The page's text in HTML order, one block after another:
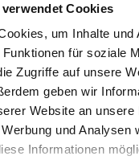
Cookies
um Inhalte und
für soziale
Zugriffe auf unsere
geben wir
Website an unsere
und Analysen
Informationen
könnte Sie
interessieren